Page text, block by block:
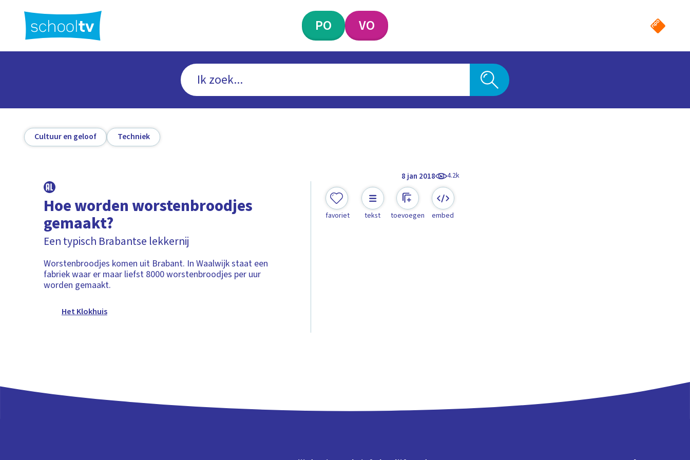
hoofdinhoud
PO VO
Cultuur en geloof Techniek
8 jan 2018 4.2k
Hoe worden worstenbroodjes
gemaakt?
Een typisch Brabantse lekkernij
Worstenbroodjes komen uit Brabant. In Waalwijk staat een
fabriek waar er maar liefst 8000 worstenbroodjes per uur
worden gemaakt.
Het Klokhuis
favoriet tekst toevoegen embed